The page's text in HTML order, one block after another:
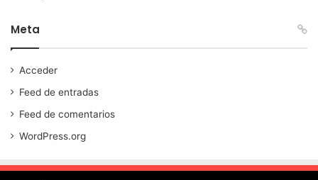
Meta
Acceder
Feed de entradas
Feed de comentarios
WordPress.org